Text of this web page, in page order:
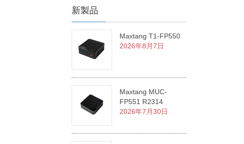
新製品
Maxtang T1-FP550
2026年8月7日
Maxtang MUC-
FP551 R2314
2026年7月30日